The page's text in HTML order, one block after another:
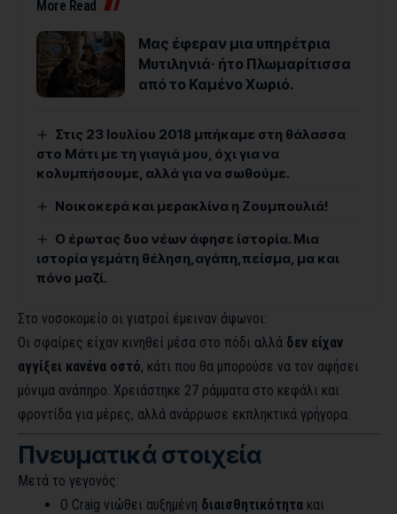
More Read
Μας έφεραν μια υπηρέτρια
Μυτιληνιά· ήτο Πλωμαρίτισσα
από το Καμένο Χωριό.
Στις 23 Ιουλίου 2018 μπήκαμε στη θάλασσα
στο Μάτι με τη γιαγιά μου, όχι για να
κολυμπήσουμε, αλλά για να σωθούμε.
Νοικοκερά και μερακλίνα η Ζουμπουλιά!
Ο έρωτας δυο νέων άφησε ίστορία. Μια
ιστορία γεμάτη θέληση,αγάπη,πείσμα, μα και
πόνο μαζί.
Στο νοσοκομείο οι γιατροί έμειναν άφωνοι:
Οι σφαίρες είχαν κινηθεί μέσα στο πόδι αλλά δεν είχαν
αγγίξει κανένα οστό, κάτι που θα μπορούσε να τον αφήσει
μόνιμα ανάπηρο. Χρειάστηκε 27 ράμματα στο κεφάλι και
φροντίδα για μέρες, αλλά ανάρρωσε εκπληκτικά γρήγορα.
Πνευματικά στοιχεία
Μετά το γεγονός:
Ο Craig νιώθει αυξημένη διαισθητικότητακαι